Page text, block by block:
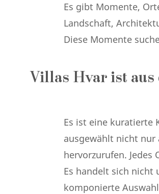
Es gibt Momente,
Landschaft,
Diese Momente
Villas Hvar ist aus
Es ist eine kuratierte
ausgewählt nicht
hervorzurufen.
Es handelt sich nicht
komponierte